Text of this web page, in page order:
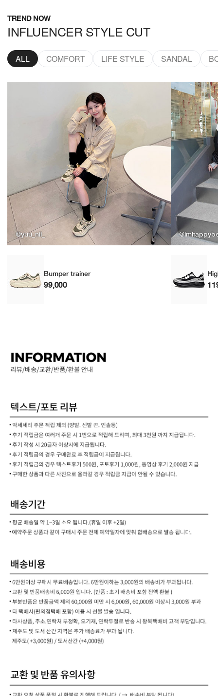
TREND NOW
INFLUENCER STYLE CUT
ALL COMFORT LIFE STYLE SANDAL
@yuu_nii_
Bumper trainer
99,000